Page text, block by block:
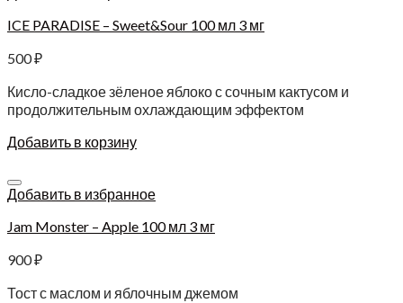
ICE PARADISE – Sweet&Sour 100 мл 3 мг
500₽
Кисло-сладкое зёленое яблоко с сочным кактусом и
продолжительным охлаждающим эффектом
Добавить в корзину
Добавить в избранное
Jam Monster – Apple 100 мл 3 мг
900₽
Тост с маслом и яблочным джемом